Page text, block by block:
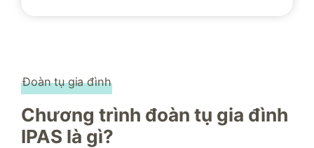
Đoàn tụ gia đình
Chương trình đoàn tụ gia đình
IPAS là gì?